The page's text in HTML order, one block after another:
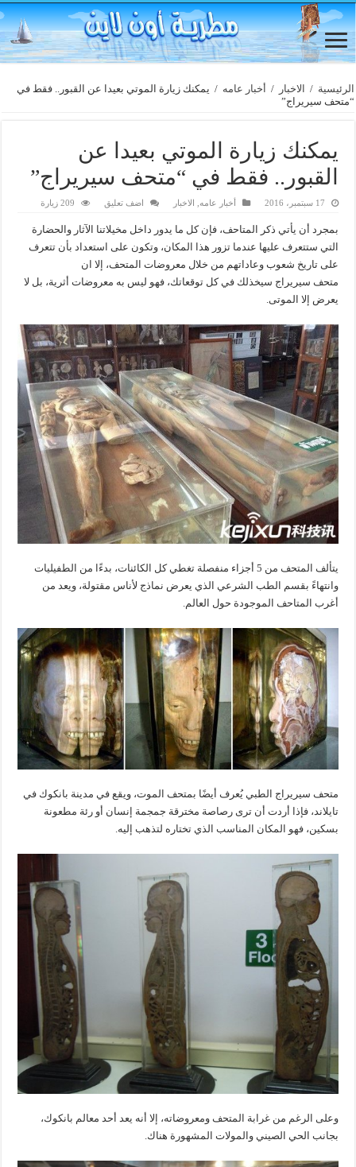
الرئيسية / الاخبار / أخبار عامه / يمكنك زيارة الموتي بعيدا عن القبور.. فقط في
“متحف سيريراج”
يمكنك زيارة الموتي بعيدا عن
القبور.. فقط في “متحف سيريراج”
17 سبتمبر، 2016 أخبار عامه الاخبار اضف تعليق 209 زيارة
بمجرد أن يأتي ذكر المتاحف، فإن كل ما يدور داخل مخيلاتنا الآثار والحضارة
التي ستتعرف عليها عندما تزور هذا المكان، وتكون على استعداد بأن تتعرف
على تاريخ شعوب وعاداتهم من خلال معروضات المتحف، إلا ان
متحف سيريراج سيخذلك في كل توقعاتك، فهو ليس به معروضات أثرية، بل لا
يعرض إلا الموتى.
يتألف المتحف من 5 أجزاء منفصلة تغطي كل الكائنات، بدءًا من الطفيليات
وانتهاءً بقسم الطب الشرعي الذي يعرض نماذج لأناس مقتولة، ويعد من
أغرب المتاحف الموجودة حول العالم.
متحف سيريراج الطبي يُعرف أيضًا بمتحف الموت، ويقع في مدينة بانكوك في
تايلاند، فإذا أردت أن ترى رصاصة مخترقة جمجمة إنسان أو رئة مطعونة
بسكين، فهو المكان المناسب الذي تختاره لتذهب إليه.
وعلى الرغم من غرابة المتحف ومعروضاته، إلا أنه يعد أحد معالم بانكوك،
بجانب الحي الصيني والمولات المشهورة هناك.